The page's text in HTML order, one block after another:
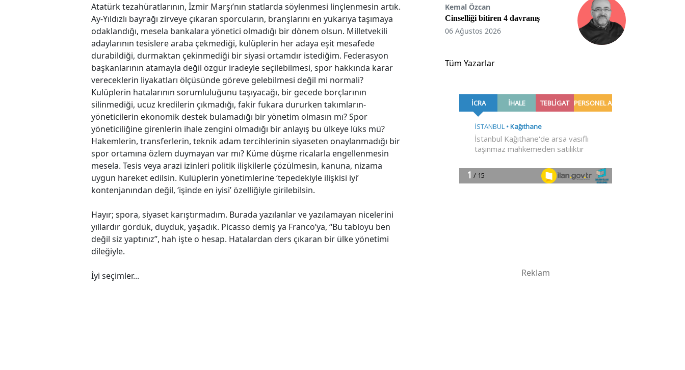
Atatürk tezahüratlarının, İzmir Marşı’nın statlarda söylenmesi linçlenmesin artık.
Ay-Yıldızlı bayrağı zirveye çıkaran sporcuların, branşlarını en yukarıya taşımaya
odaklandığı, mesela bankalara yönetici olmadığı bir dönem olsun. Milletvekili
adaylarının tesislere araba çekmediği, kulüplerin her adaya eşit mesafede
durabildiği, durmaktan çekinmediği bir siyasi ortamdır istediğim. Federasyon
başkanlarının atamayla değil özgür iradeyle seçilebilmesi, spor hakkında karar
vereceklerin liyakatları ölçüsünde göreve gelebilmesi değil mi normali?
Kulüplerin hatalarının sorumluluğunu taşıyacağı, bir gecede borçlarının
silinmediği, ucuz kredilerin çıkmadığı, fakir fukara dururken takımların-
yöneticilerin ekonomik destek bulamadığı bir yönetim olmasın mı? Spor
yöneticiliğine girenlerin ihale zengini olmadığı bir anlayış bu ülkeye lüks mü?
Hakemlerin, transferlerin, teknik adam tercihlerinin siyaseten onaylanmadığı bir
spor ortamına özlem duymayan var mı? Küme düşme ricalarla engellenmesin
mesela. Tesis veya arazi izinleri politik ilişkilerle çözülmesin, kanuna, nizama
uygun hareket edilsin. Kulüplerin yönetimlerine ‘tepedekiyle ilişkisi iyi’
kontenjanından değil, ‘işinde en iyisi’ özelliğiyle girilebilsin.
Hayır; spora, siyaset karıştırmadım. Burada yazılanlar ve yazılamayan nicelerini
yıllardır gördük, duyduk, yaşadık. Picasso demiş ya Franco’ya, “Bu tabloyu ben
değil siz yaptınız”, hah işte o hesap. Hatalardan ders çıkaran bir ülke yönetimi
dileğiyle.
İyi seçimler...
Kemal Özcan
Cinselliği bitiren 4 davranış
06 Ağustos 2026
Tüm Yazarlar